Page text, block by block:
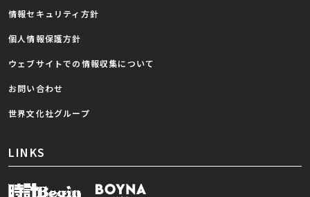
情報セキュリティ方針
個人情報保護方針
ウェブサイトでの情報収集について
お問い合わせ
世界文化社グループ
LINKS